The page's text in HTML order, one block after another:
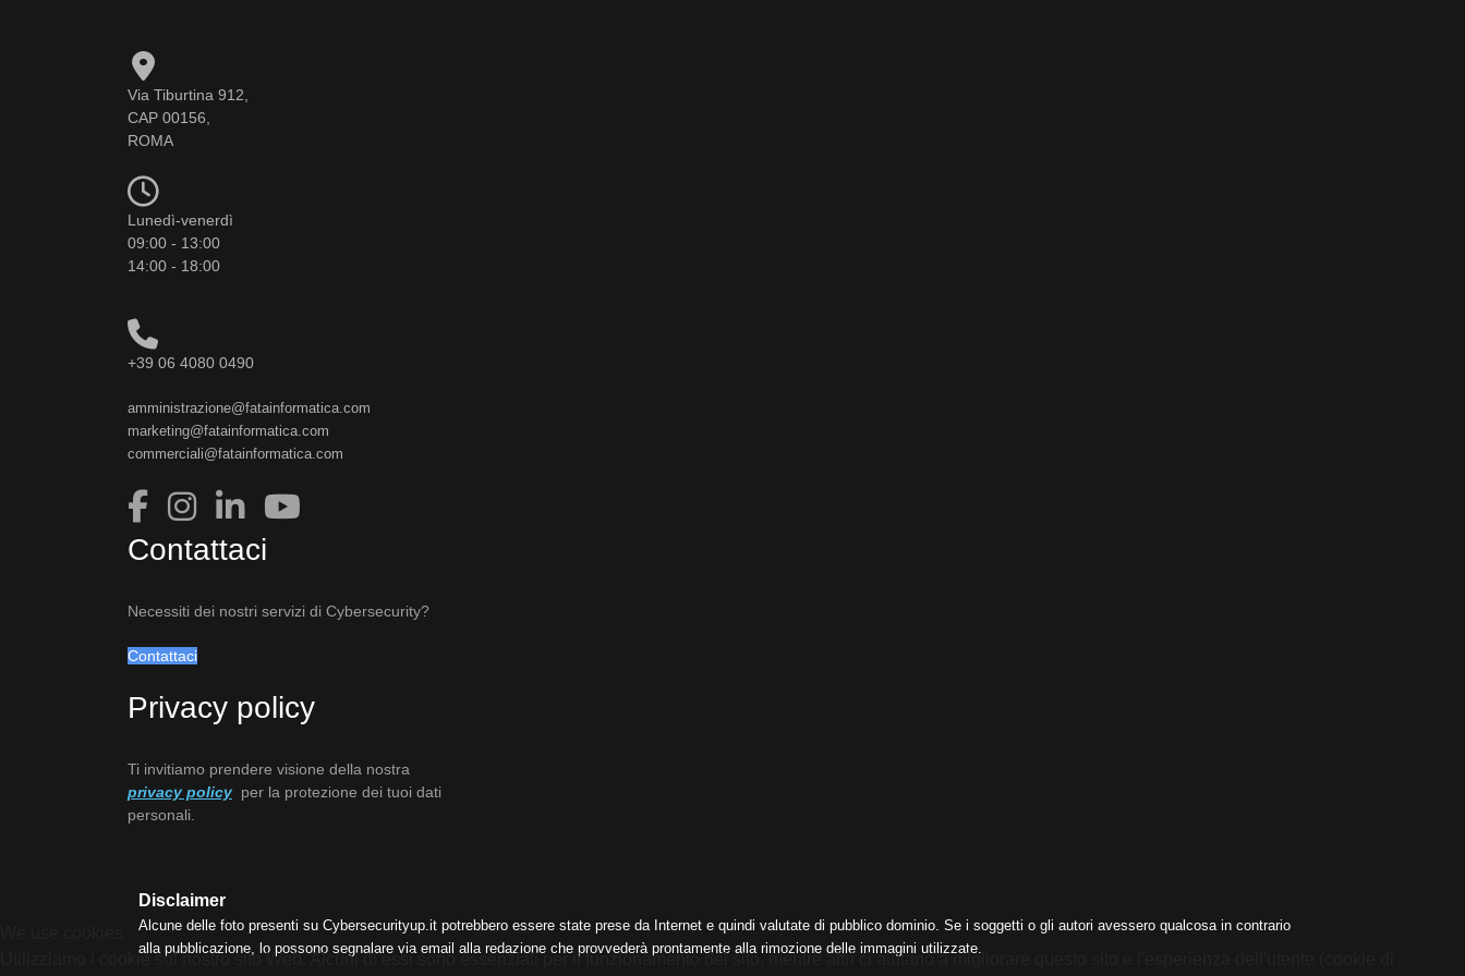
Via Tiburtina 912,
CAP 00156,
ROMA
Lunedì-venerdì
09:00 - 13:00
14:00 - 18:00
+39 06 4080 0490
amministrazione@fatainformatica.com
marketing@fatainformatica.com
commerciali@fatainformatica.com
Contattaci
Necessiti dei nostri servizi di Cybersecurity?
Contattaci
Privacy policy
Ti invitiamo prendere visione della nostra
privacy policy per la protezione dei tuoi dati
personali.
Disclaimer
Alcune delle foto presenti su Cybersecurityup.it potrebbero essere state prese da Internet e quindi valutate di pubblico dominio. Se i soggetti o gli autori avessero qualcosa in contrario
alla pubblicazione, lo possono segnalare via email alla redazione che provvederà prontamente alla rimozione delle immagini utilizzate.
Utilizziamo i cookie sul nostro sito Web. Alcuni di essi sono essenziali per il funzionamento del sito, mentre altri ci aiutano a migliorare questo sito e l'esperienza dell'utente (cookie di